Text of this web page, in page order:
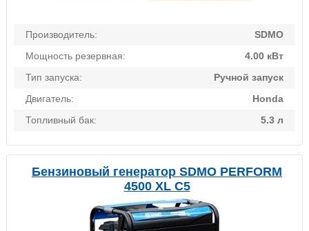
Производитель:
SDMO
Мощность резервная:
4.00 кВт
Тип запуска:
Ручной запуск
Двигатель:
Honda
Топливный бак:
5.3 л
Бензиновый генератор SDMO PERFORM
4500 XL C5